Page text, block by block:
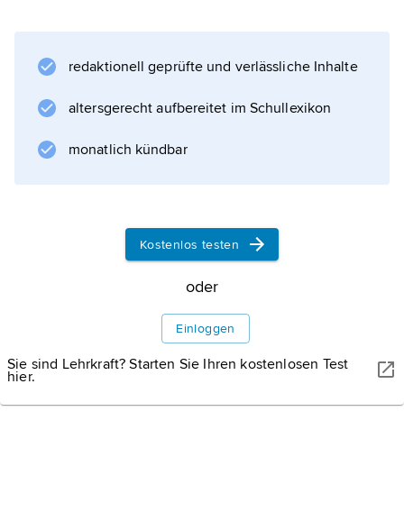
Fremdenverkehr.
redaktionell geprüfte und verlässliche Inhalte
altersgerecht aufbereitet im Schullexikon
monatlich kündbar
Kostenlos testen
oder
Einloggen
Sie sind Lehrkraft? Starten Sie Ihren kostenlosen Test
hier.